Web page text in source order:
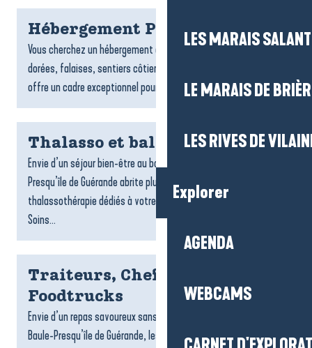
LES MARAIS
LE MARAIS DE
LES RIVES DE
Explorer
AGENDA
WEBCAMS
Hébergement Pénestin
Vous cherchez un hébergement à Pénestin ? Entre plages
dorées, falaises, sentiers côtiers et estuaire, la commune
offre un cadre exceptionnel pour un séjour tourné vers la...
Thalasso et balnéo
Envie d’un séjour bien-être au bord de l’océan ? La Baule-
Presqu’île de Guérande abrite plusieurs centres de
thalassothérapie dédiés à votre détente et à votre vitalité.
Soins...
Traiteurs, Chefs à domicile et
Foodtrucks
Envie d’un repas savoureux sans cuisiner ? Sur la destination La
Baule-Presqu’île de Guérande, les traiteurs, foodtrucks et chefs